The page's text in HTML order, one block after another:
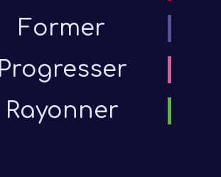
Former
Progresser
Rayonner